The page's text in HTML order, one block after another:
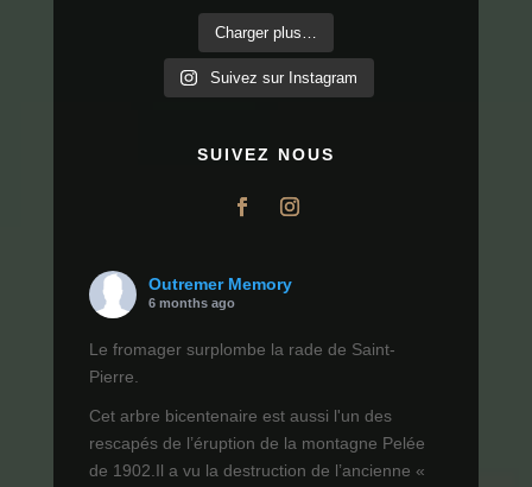
Charger plus…
Suivez sur Instagram
SUIVEZ NOUS
Outremer Memory
6 months ago
Le fromager surplombe la rade de Saint-
Pierre.
Cet arbre bicentenaire est aussi l'un des
rescapés de l’éruption de la montagne Pelée
de 1902.Il a vu la destruction de l’ancienne «